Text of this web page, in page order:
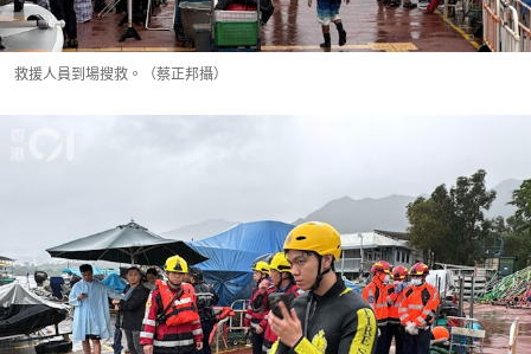
救援人員到場搜救。（蔡正邦攝）